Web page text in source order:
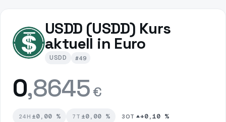
USDD (USDD) Kurs
aktuell in Euro
USDD #49
0,8645 €
24H ±0,00 % 7T ±0,00 % 30T +0,10 %
News
Prognosen